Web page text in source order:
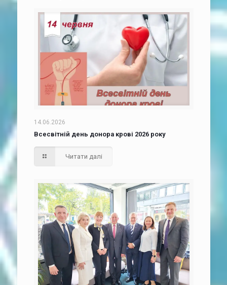
14.06.2026
Всесвітній день донора крові 2026 року
Читати далі